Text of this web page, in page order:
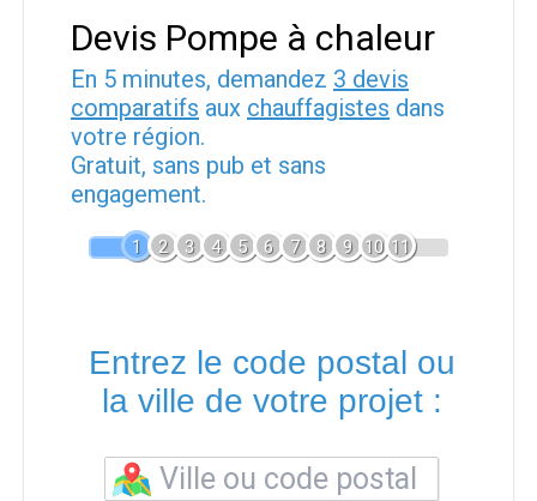
Devis Pompe à chaleur
En 5 minutes, demandez 3 devis
comparatifs aux chauffagistes dans
votre région.
Gratuit, sans pub et sans
engagement.
1 2 3 4 5 6 7 8 9 10 11
Entrez le code postal ou
la ville de votre projet :